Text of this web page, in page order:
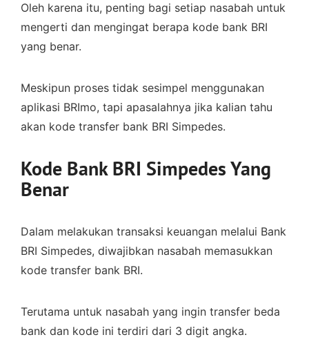
Oleh karena itu, penting bagi setiap nasabah untuk
mengerti dan mengingat berapa kode bank BRI
yang benar.
Meskipun proses tidak sesimpel menggunakan
aplikasi BRImo, tapi apasalahnya jika kalian tahu
akan kode transfer bank BRI Simpedes.
Kode Bank BRI Simpedes Yang
Benar
Dalam melakukan transaksi keuangan melalui Bank
BRI Simpedes, diwajibkan nasabah memasukkan
kode transfer bank BRI.
Terutama untuk nasabah yang ingin transfer beda
bank dan kode ini terdiri dari 3 digit angka.